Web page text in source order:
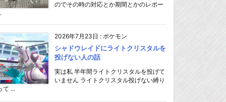
のでその時の対応とか期間とかのレポー
2026年7月23日 : ポケモン
シャドウレイドにライトクリスタルを
投げない人の話
実は私 半年間ライトクリスタルを投げて
いません ライトクリスタル投げない縛り
て ...